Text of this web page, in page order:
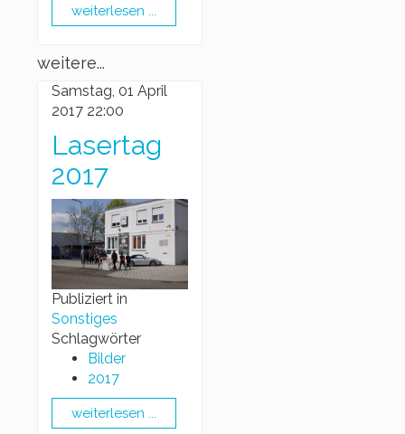
weiterlesen ...
weitere...
Samstag, 01 April
2017 22:00
Lasertag
2017
Publiziert in
Sonstiges
Schlagwörter
Bilder
2017
weiterlesen ...